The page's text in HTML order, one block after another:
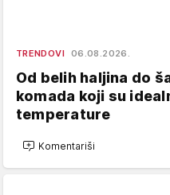
TRENDOVI 06.08.2026.
Od belih haljina do
komada koji su
temperature
Komentariši